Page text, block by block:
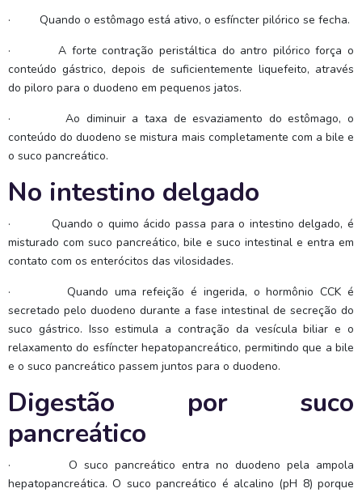
· Quando o estômago está ativo, o esfíncter pilórico se fecha.
·A forte contração peristáltica do antro pilórico força o
conteúdo gástrico, depois de suficientemente liquefeito, através
do piloro para o duodeno em pequenos jatos.
·Ao diminuir a taxa de esvaziamento do estômago, o
conteúdo do duodeno se mistura mais completamente com a bile e
o suco pancreático.
No intestino delgado
· Quando o quimo ácido passa para o intestino delgado, é
misturado com suco pancreático, bile e suco intestinal e entra em
contato com os enterócitos das vilosidades.
· Quando uma refeição é ingerida, o hormônio CCK é
secretado pelo duodeno durante a fase intestinal de secreção do
suco gástrico. Isso estimula a contração da vesícula biliar e o
relaxamento do esfíncter hepatopancreático, permitindo que a bile
e o suco pancreático passem juntos para o duodeno.
Digestão por suco
pancreático
· O suco pancreático entra no duodeno pela ampola
hepatopancreática. O suco pancreático é alcalino (pH 8) porque